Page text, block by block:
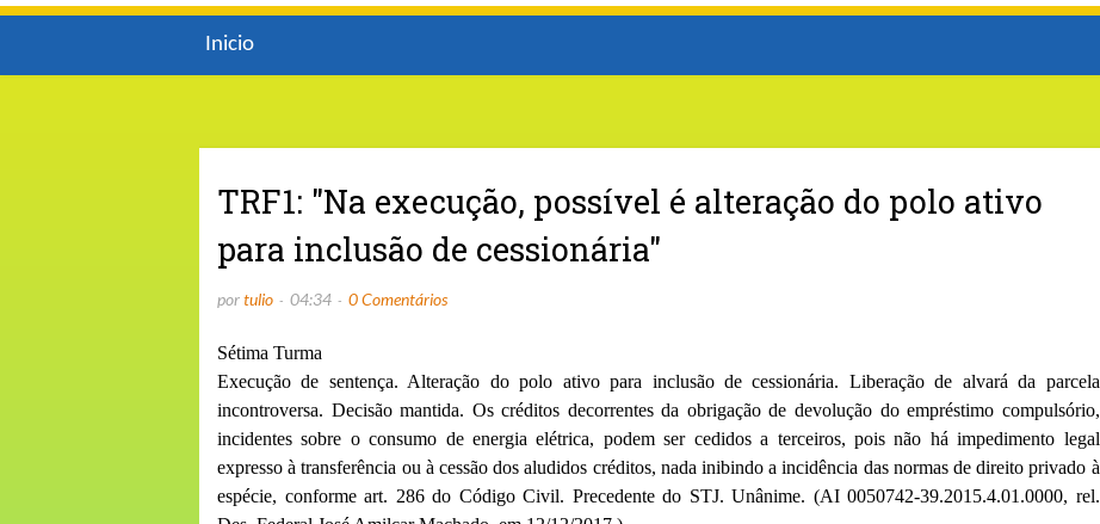
Inicio
TRF1: "Na execução, possível é alteração do polo ativo
para inclusão de cessionária"
portulio 04:34 0 Comentários
Sétima Turma
Execução de sentença. Alteração do polo ativo para inclusão de cessionária. Liberação de alvará da parcela
incontroversa. Decisão mantida. Os créditos decorrentes da obrigação de devolução do empréstimo compulsório,
incidentes sobre o consumo de energia elétrica, podem ser cedidos a terceiros, pois não há impedimento legal
expresso à transferência ou à cessão dos aludidos créditos, nada inibindo a incidência das normas de direito privado à
espécie, conforme art. 286 do Código Civil. Precedente do STJ. Unânime. (AI 0050742-39.2015.4.01.0000, rel.